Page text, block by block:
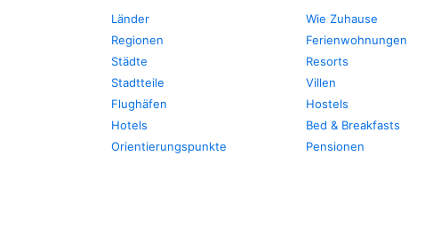
Länder
Regionen
Städte
Stadtteile
Flughäfen
Hotels
Orientierungspunkte
Wie Zuhause
Ferienwohnungen
Resorts
Villen
Hostels
Bed & Breakfasts
Pensionen